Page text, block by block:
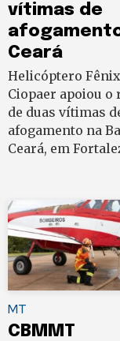
vítimas de
Ceará
Helicóptero
Ciopaer apoiou o
de duas vítimas
afogamento na
Ceará, em
MT
CBMMT